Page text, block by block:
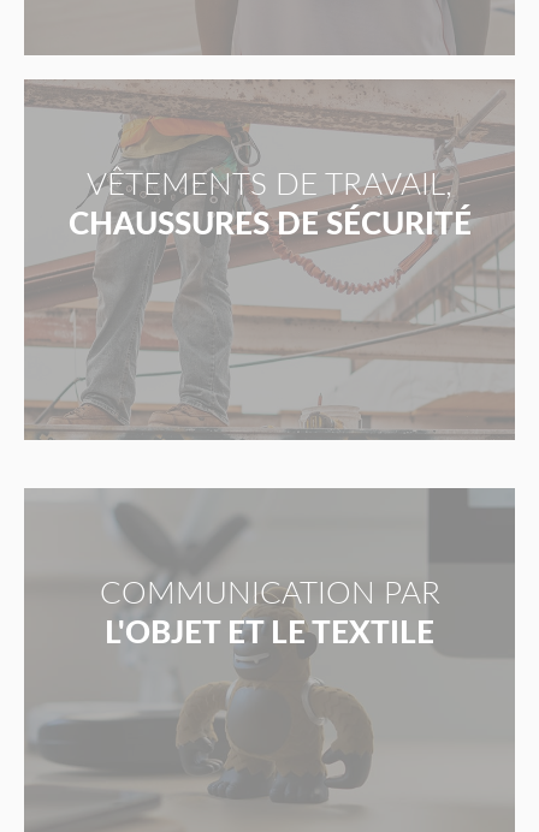
VÊTEMENTS DE TRAVAIL,
CHAUSSURES DE SÉCURITÉ
COMMUNICATION PAR
L'OBJET ET LE TEXTILE